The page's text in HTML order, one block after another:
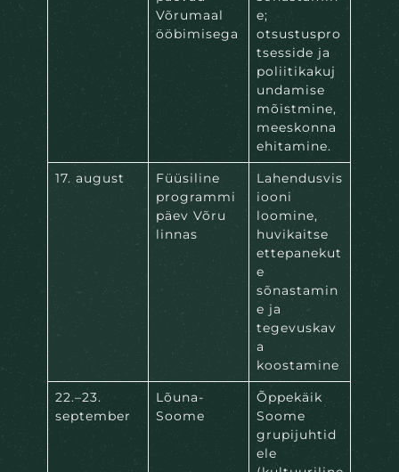
Võrumaal
ööbimisega
e;
otsustuspro
tsesside ja
poliitikakuj
undamise
mõistmine,
meeskonna
ehitamine.
17. august
Füüsiline
programmi
päev Võru
linnas
Lahendusvis
iooni
loomine,
huvikaitse
ettepanekut
e
sõnastamin
e ja
tegevuskav
a
koostamine
22.–23.
september
Lõuna-
Soome
Õppekäik
Soome
grupijuhtid
ele